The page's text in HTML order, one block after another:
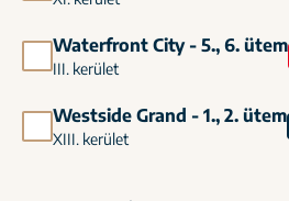
Waterfront City - 5., 6. ütem
III. kerület
Westside Grand - 1., 2. ütem
XIII. kerület